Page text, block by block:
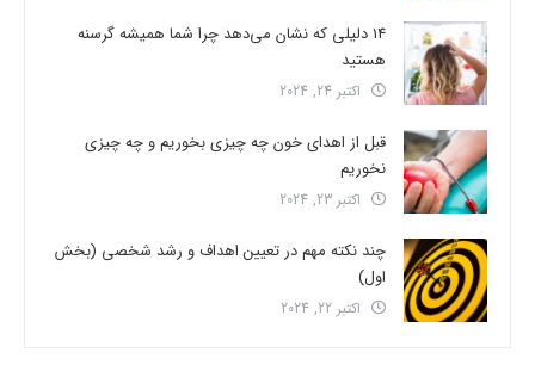
14 دلیلی که نشان می‌دهد چرا شما همیشه گرسنه
هستید
اکتبر 24, 2024
قبل از اهدای خون چه چیزی بخوریم و چه چیزی
نخوریم
اکتبر 23, 2024
چند نکته مهم در تعیین اهداف و رشد شخصی (بخش
اول)
اکتبر 22, 2024